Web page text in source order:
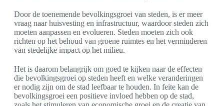
Door de toenemende bevolkingsgroei van steden, is er meer
vraag naar huisvesting en infrastructuur, waardoor steden zich
moeten aanpassen en evolueren. Steden moeten zich ook
richten op het behoud van groene ruimtes en het verminderen
van stedelijke impact op het milieu.
Het is daarom belangrijk om goed te kijken naar de effecten
die bevolkingsgroei op steden heeft en welke veranderingen
er nodig zijn om de stad leefbaar te houden. In feite kan de
bevolkingsgroei een positieve invloed hebben op de stad,